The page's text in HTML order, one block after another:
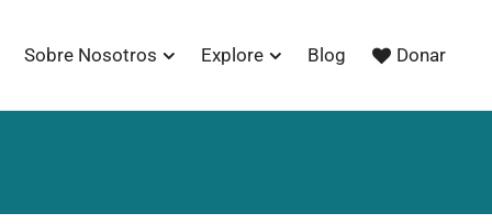
Sobre Nosotros Explore Blog Donar